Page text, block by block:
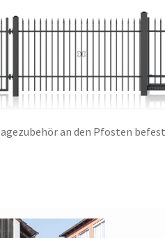
an den Pfosten